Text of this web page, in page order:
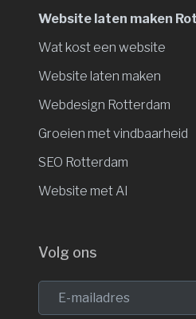
Website laten maken
Wat kost een website
Website laten maken
Webdesign Rotterdam
Groeien met vindbaarheid
SEO Rotterdam
Website met AI
Volg ons